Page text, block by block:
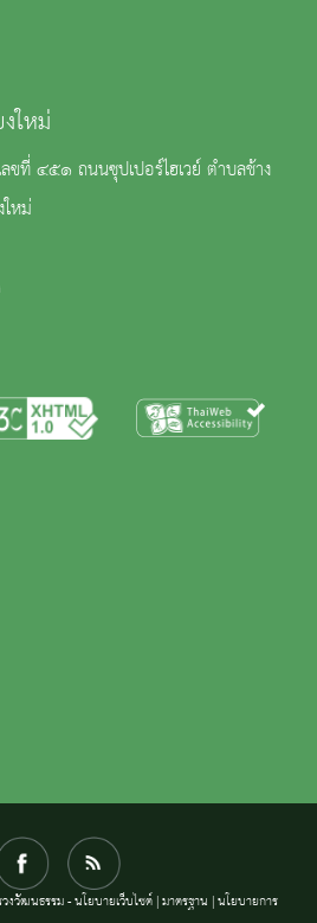
ใหม่
ขที่ ๔๕๑ ถนนซุปเปอร์ไฮเวย์ ตำบลช้าง
หม่
งวัฒนธรรม -นโยบายเว็บไซต์|มาตรฐาน |นโยบายการ